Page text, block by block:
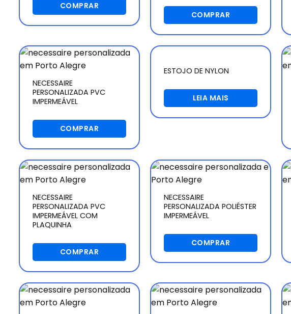
COMPRAR
COMPRAR
NECESSAIRE
PERSONALIZADA PVC
IMPERMEÁVEL
COMPRAR
ESTOJO DE NYLON
LEIA MAIS
NECESSAIRE
PERSONALIZADA PVC
IMPERMEÁVEL COM
PLAQUINHA
COMPRAR
NECESSAIRE
PERSONALIZADA POLIÉSTER
IMPERMEÁVEL
COMPRAR